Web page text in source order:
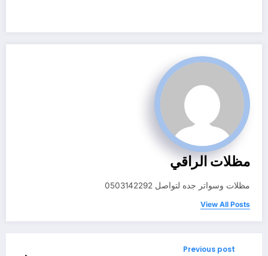
مظلات الراقي
مظلات وسواتر جده لتواصل 0503142292
View All Posts
Previous post